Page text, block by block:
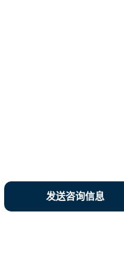
发送咨询信息